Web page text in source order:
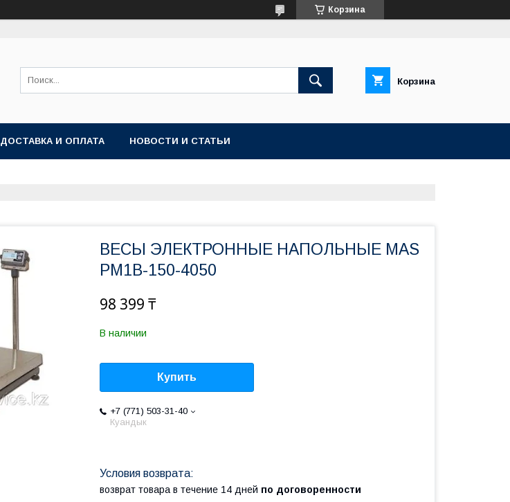
Корзина
Корзина
ДОСТАВКА И ОПЛАТА НОВОСТИ И СТАТЬИ
ВЕСЫ ЭЛЕКТРОННЫЕ НАПОЛЬНЫЕ MAS
PM1B-150-4050
98 399 ₸
В наличии
Купить
+7 (771) 503-31-40
Куандык
возврат товара в течение 14 дней по договоренности